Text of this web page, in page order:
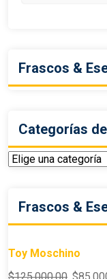
Frascos &
Categorías
Frascos &
Toy Moschino